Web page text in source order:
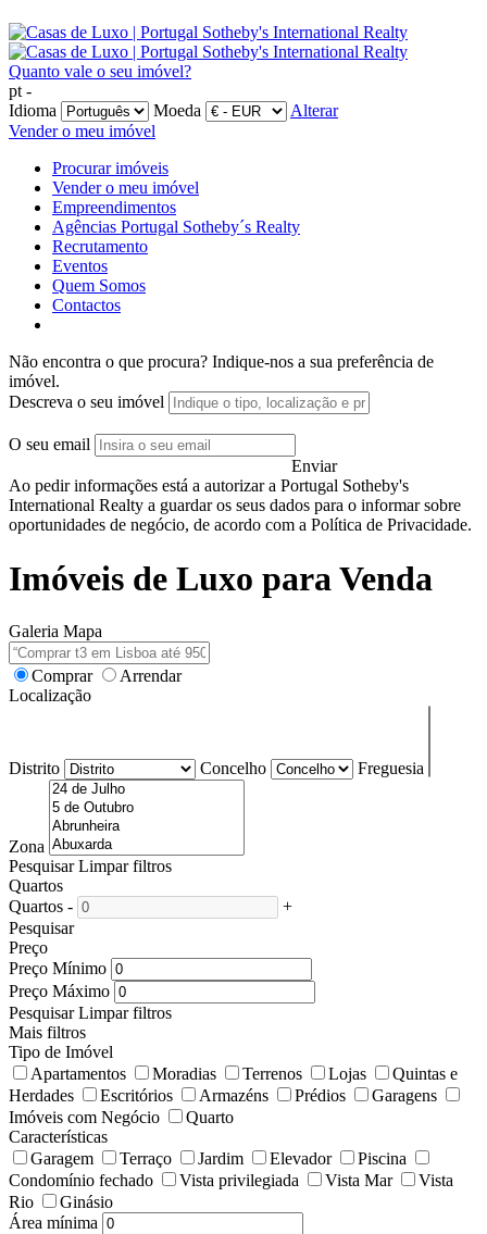
Quanto vale o seu imóvel?
pt -
Idioma
Moeda
Alterar
Vender o meu imóvel
Procurar imóveis
Vender o meu imóvel
Empreendimentos
Agências Portugal Sotheby´s Realty
Recrutamento
Eventos
Quem Somos
Contactos
Não encontra o que procura? Indique-nos a sua preferência de
imóvel.
Descreva o seu imóvel
O seu email
Enviar
Ao pedir informações está a autorizar a Portugal Sotheby's
International Realty a guardar os seus dados para o informar sobre
oportunidades de negócio, de acordo com a Política de Privacidade.
Imóveis de Luxo para Venda
Galeria Mapa
Comprar
Arrendar
Localização
Distrito Concelho Freguesia
Zona
Pesquisar Limpar filtros
Quartos
Quartos -
+
Pesquisar
Preço
Preço Mínimo
Preço Máximo
Pesquisar Limpar filtros
Mais filtros
Tipo de Imóvel
Apartamentos
Moradias Terrenos Lojas
Quintas e
Herdades
Escritórios Armazéns Prédios
Garagens
Imóveis com Negócio
Quarto
Características
Garagem
Terraço Jardim Elevador
Piscina
Condomínio fechado
Vista privilegiada Vista Mar
Vista
Rio
Ginásio
Área mínima